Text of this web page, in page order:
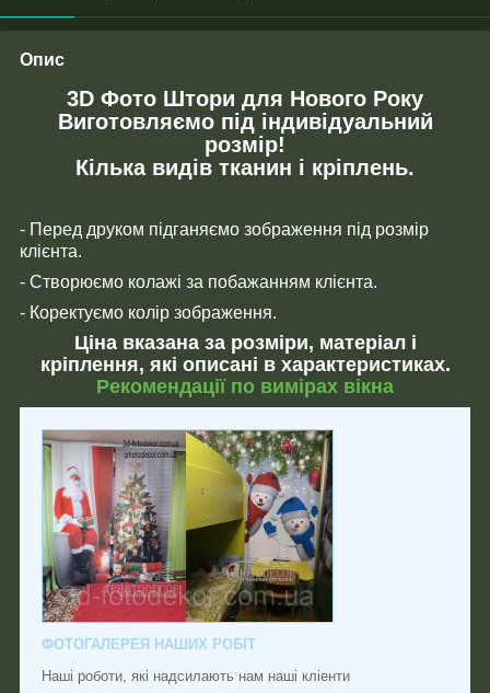
Опис
3D Фото Штори для Нового Року
Виготовляємо під індивідуальний
розмір!
Кілька видів тканин і кріплень.
- Перед друком підганяємо зображення під розмір
клієнта.
- Створюємо колажі за побажанням клієнта.
- Коректуємо колір зображення.
Ціна вказана за розміри, матеріал і
кріплення, які описані в характеристиках.
Рекомендації по вимірах вікна
ФОТОГАЛЕРЕЯ НАШИХ РОБІТ
Наші роботи, які надсилають нам наші кліенти